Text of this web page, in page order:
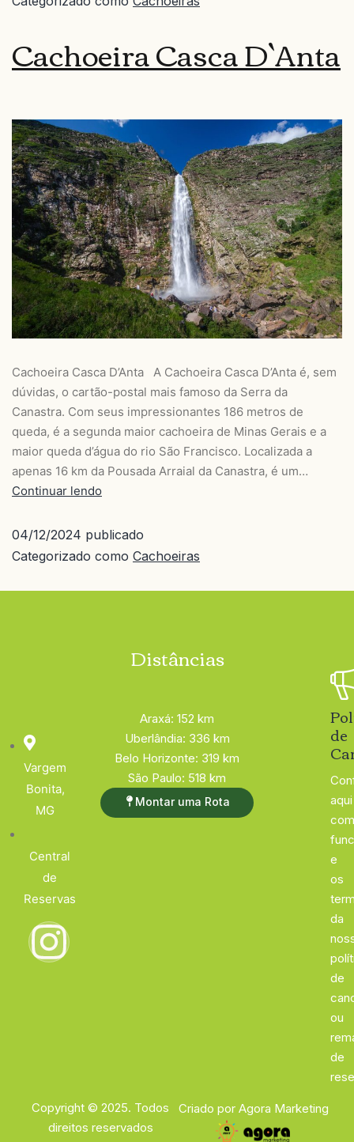
Cachoeira Casca D`Anta
Cachoeira Casca D’Anta A Cachoeira Casca D’Anta é, sem
dúvidas, o cartão-postal mais famoso da Serra da
Canastra. Com seus impressionantes 186 metros de
queda, é a segunda maior cachoeira de Minas Gerais e a
maior queda d’água do rio São Francisco. Localizada a
apenas 16 km da Pousada Arraial da Canastra, é um…
Continuar lendo
04/12/2024 publicado
Categorizado como Cachoeiras
Vargem
Bonita,
MG
Central
de
Reservas
Distâncias
Araxá: 152 km
Uberlândia: 336 km
Belo Horizonte: 319 km
São Paulo: 518 km
Montar uma Rota
de
aqui
e
os
da
de
ou
de
Copyright © 2025. Todos
direitos reservados
Criado por Agora Marketing